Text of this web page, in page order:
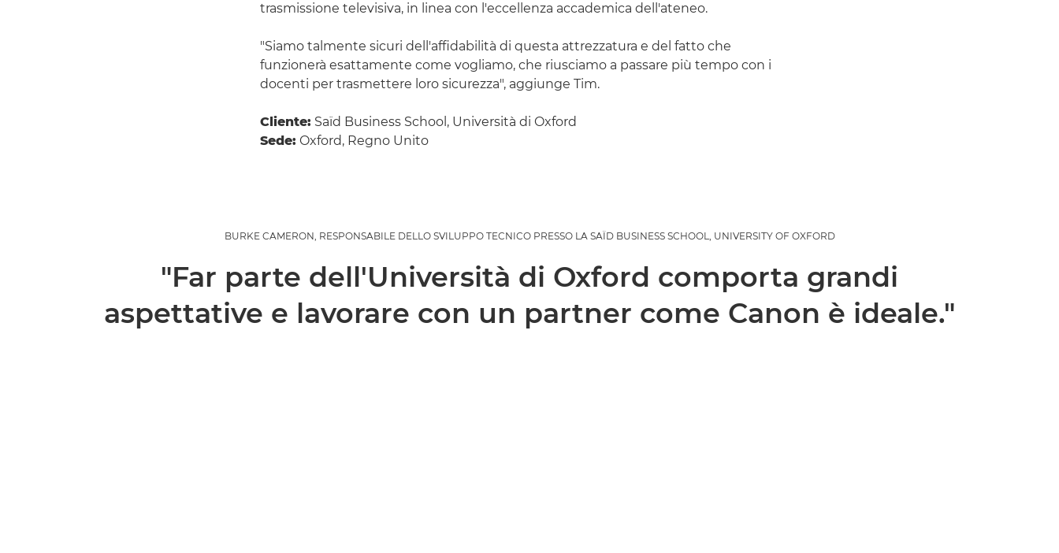
trasmissione televisiva, in linea con l'eccellenza accademica dell'ateneo.
"Siamo talmente sicuri dell'affidabilità di questa attrezzatura e del fatto che
funzionerà esattamente come vogliamo, che riusciamo a passare più tempo con i
docenti per trasmettere loro sicurezza", aggiunge Tim.
Cliente: Saïd Business School, Università di Oxford
Sede: Oxford, Regno Unito
BURKE CAMERON, RESPONSABILE DELLO SVILUPPO TECNICO PRESSO LA SAÏD BUSINESS SCHOOL, UNIVERSITY OF OXFORD
"Far parte dell'Università di Oxford comporta grandi
aspettative e lavorare con un partner come Canon è ideale."